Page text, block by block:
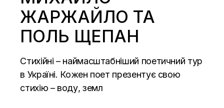
ЖАРЖАЙЛО ТА
ПОЛЬ ЩЕПАН
Стихійні – наймасштабніший поетичний тур
в Україні. Кожен поет презентує свою
стихію – воду, земл